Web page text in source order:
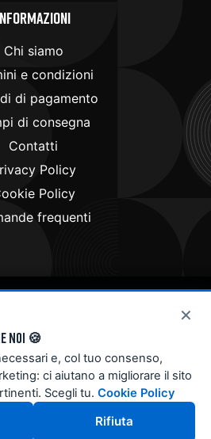
Chi siamo
e condizioni
di pagamento
di consegna
Contatti
Policy
Policy
frequenti
. All rights reserved
×
noi 🍪
e, col tuo consenso,
ci aiutano a migliorare il sito
Scegli tu. Cookie Policy
Rifiuta